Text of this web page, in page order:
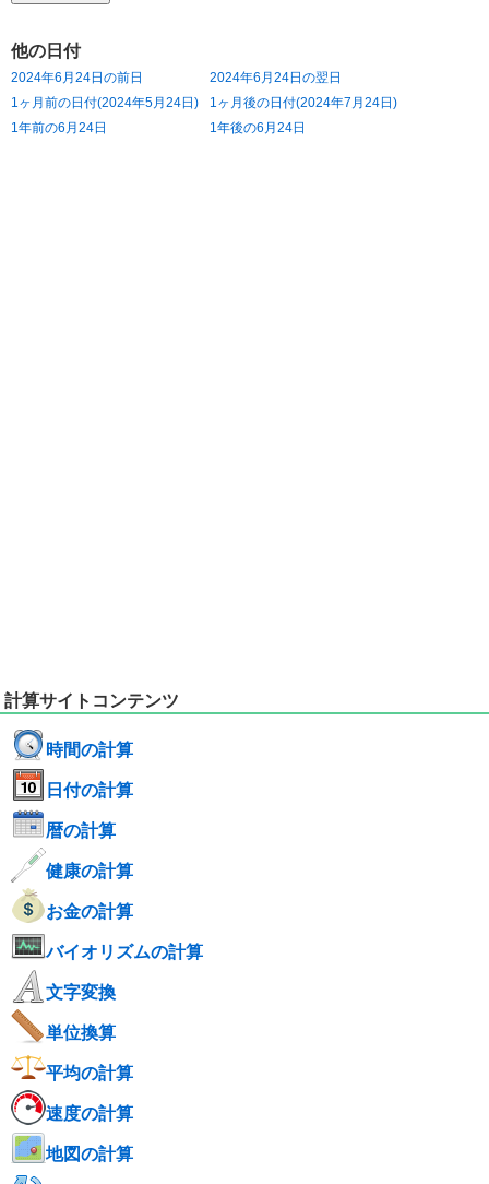
他の日付
2024年6月24日の前日
2024年6月24日の翌日
1ヶ月前の日付(2024年5月24日)
1ヶ月後の日付(2024年7月24日)
1年前の6月24日
1年後の6月24日
計算サイトコンテンツ
時間の計算
日付の計算
暦の計算
健康の計算
お金の計算
バイオリズムの計算
文字変換
単位換算
平均の計算
速度の計算
地図の計算